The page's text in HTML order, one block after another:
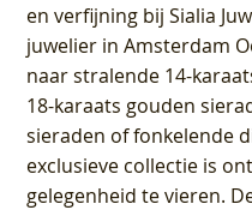
en verfijning bij Sialia
juwelier in Amsterdam
naar stralende 14-
18-karaats gouden
sieraden of fonkelende
exclusieve collectie is
gelegenheid te vieren.